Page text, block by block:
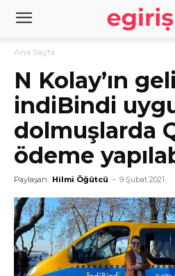
Ana Sayfa
N Kolay’ın
indiBindi
dolmuşlarda
ödeme
Paylaşan: Hilmi Öğütcü - 9 Şubat 2021